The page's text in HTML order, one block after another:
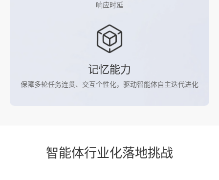
响应时延
记忆能力
保障多轮任务连贯、交互个性化，驱动智能体自主迭代进化
智能体行业化落地挑战